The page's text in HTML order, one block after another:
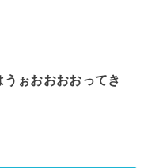
ぉおおおおってき